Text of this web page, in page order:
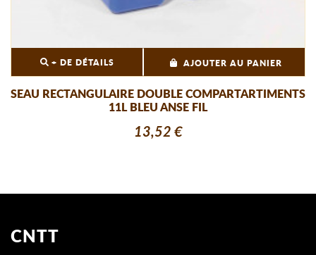
+ DE DÉTAILS AJOUTER AU PANIER
SEAU RECTANGULAIRE DOUBLE COMPARTARTIMENTS
11L BLEU ANSE FIL
13,52 €
CNTT